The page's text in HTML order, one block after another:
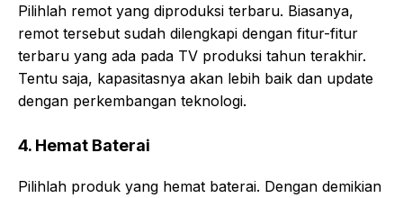
Pilihlah remot yang diproduksi terbaru. Biasanya,
remot tersebut sudah dilengkapi dengan fitur-fitur
terbaru yang ada pada TV produksi tahun terakhir.
Tentu saja, kapasitasnya akan lebih baik dan update
dengan perkembangan teknologi.
4. Hemat Baterai
Pilihlah produk yang hemat baterai. Dengan demikian